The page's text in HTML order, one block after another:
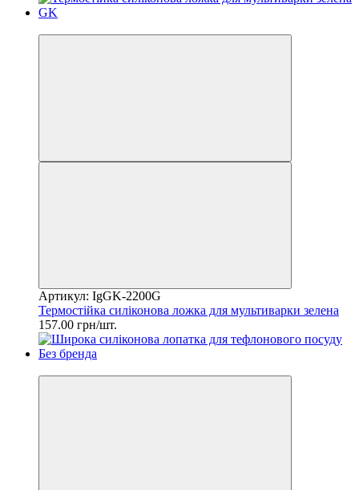
Артикул: IgGK-2200G
Термостійка силіконова ложка для мультиварки зелена
157.00 грн/шт.